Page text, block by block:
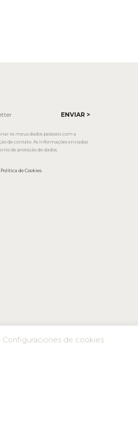
os meus dados pessoais com a
de contato. As informações enviadas
de proteção de dados.
Política de Cookies.
Configuraciones de cookies